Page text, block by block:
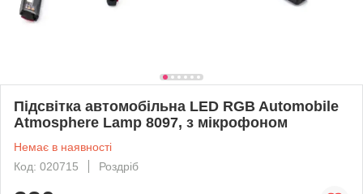
Підсвітка автомобільна LED RGB Automobile
Atmosphere Lamp 8097, з мікрофоном
Немає в наявності
Код: 020715
Роздріб